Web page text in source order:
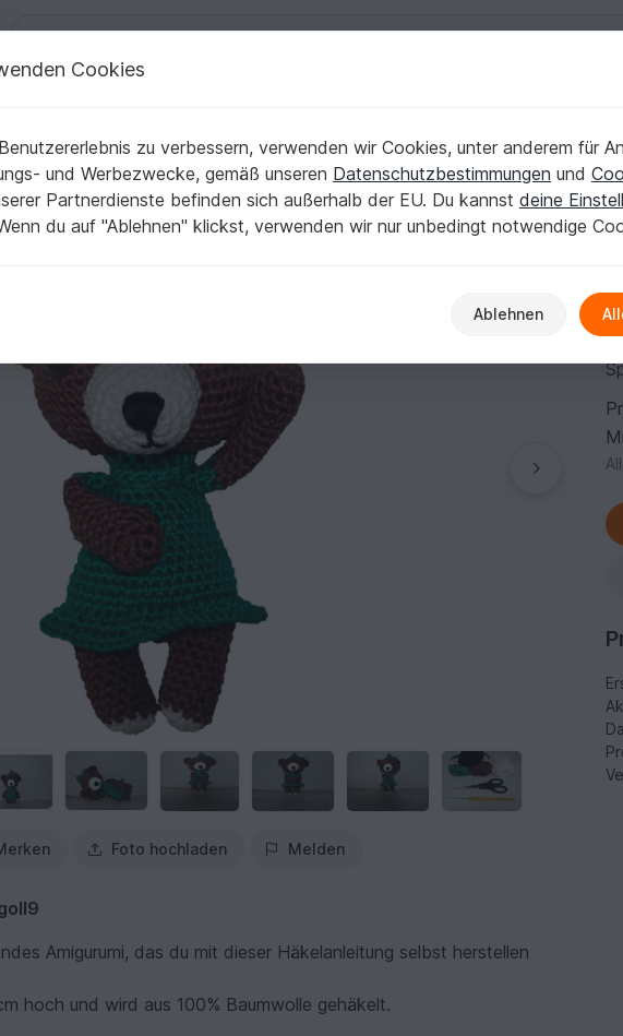
Lucie
Foto hochladen Melden
Amigurumi, das du mit dieser Häkelanleitung selbst herstellen
hoch und wird aus 100% Baumwolle gehäkelt.
Cookies
zu verbessern, verwenden wir Cookies, unter anderem für
und Werbezwecke, gemäß unseren Datenschutzbestimmungen und
Partnerdienste befinden sich außerhalb der EU. Du kannst deine
du auf "Ablehnen" klickst, verwenden wir nur unbedingt notwendige
Ablehnen